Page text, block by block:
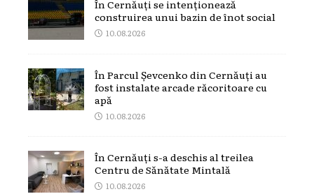
În Cernăuți se intenționează
construirea unui bazin de înot social
10.08.2026
În Parcul Șevcenko din Cernăuți au
fost instalate arcade răcoritoare cu
apă
10.08.2026
În Cernăuți s-a deschis al treilea
Centru de Sănătate Mintală
10.08.2026